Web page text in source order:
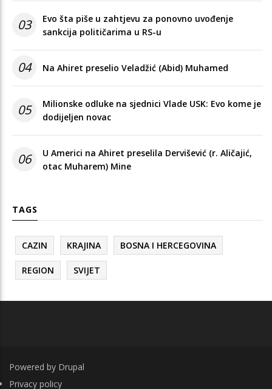
03
Evo šta piše u zahtjevu za ponovno uvođenje
sankcija političarima u RS-u
04 Na Ahiret preselio Veladžić (Abid) Muhamed
05
Milionske odluke na sjednici Vlade USK: Evo kome je
dodijeljen novac
06
U Americi na Ahiret preselila Dervišević (r. Aličajić,
otac Muharem) Mine
TAGS
CAZIN KRAJINA BOSNA I HERCEGOVINA
REGION SVIJET
Powered by Drupal
FOOTER
Privacy policy